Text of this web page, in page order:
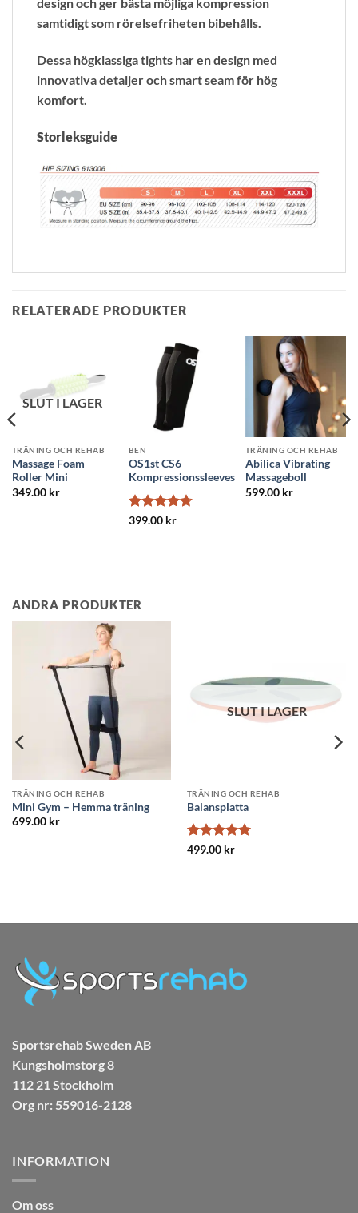
samtidigt som rörelsefriheten bibehålls.
Dessa högklassiga tights har en design med
innovativa detaljer och smart seam för hög
komfort.
Storleksguide
RELATERADE PRODUKTER
SLUT I LAGER
TRÄNING OCH REHAB
Massage Foam
Roller Mini
349.00 kr
BEN
OS1st CS6
Kompressionssleeves
Betygsatt
399.00 kr
TRÄNING OCH REHAB
Abilica Vibrating
Massageboll
599.00 kr
ANDRA PRODUKTER
I LAGER
REHAB TRÄNING OCH REHAB
Balanssits
Sportsrehab Sweden AB
Kungsholmstorg 8
112 21 Stockholm
Org nr: 559016-2128
INFORMATION
Om oss